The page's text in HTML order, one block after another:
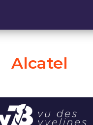
Alcatel
des cookies